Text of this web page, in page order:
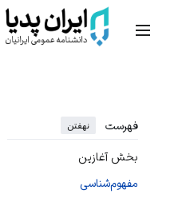
منوی اصلی
فهرست نهفتن
بخش آغازین
مفهوم‌‏شناسی